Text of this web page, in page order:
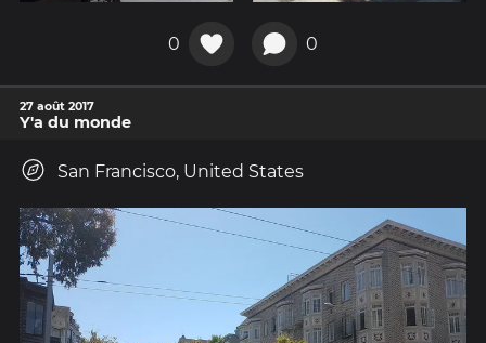
0 0
27 août 2017
Y'a du monde
San Francisco, United States